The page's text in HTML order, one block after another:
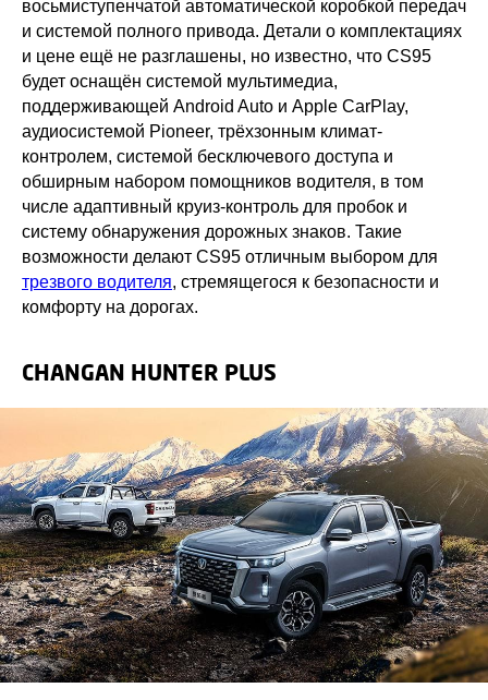
восьмиступенчатой автоматической коробкой передач
и системой полного привода. Детали о комплектациях
и цене ещё не разглашены, но известно, что CS95
будет оснащён системой мультимедиа,
поддерживающей Android Auto и Apple CarPlay,
аудиосистемой Pioneer, трёхзонным климат-
контролем, системой бесключевого доступа и
обширным набором помощников водителя, в том
числе адаптивный круиз-контроль для пробок и
систему обнаружения дорожных знаков. Такие
возможности делают CS95 отличным выбором для
трезвого водителя, стремящегося к безопасности и
комфорту на дорогах.
CHANGAN HUNTER PLUS